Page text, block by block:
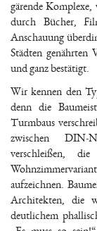
gärende Komplexe,
durch Bücher,
Anschauung
Städten genährten
und ganz bestätigt.
Wir kennen den
denn die
Turmbaus
zwischen DIN-
verschleißen,
aufzeichnen.
Architekten, die
deutlichem